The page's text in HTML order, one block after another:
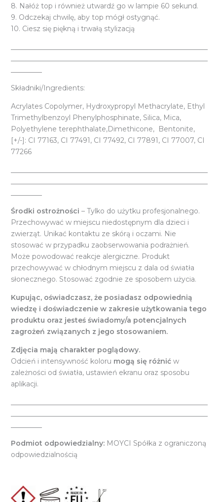
8. Nałóż top i również utwardź go w lampie 60 sekund.
9. Odczekaj chwilę, aby top mógł ostygnąć.
10. Ciesz się piękną i trwałą stylizacją
Składniki/Ingredients:
Acrylates Copolymer, Hydroxypropyl Methacrylate, Ethyl
Trimethylbenzoyl Phenylphosphinate, Silica, Mica,
Polyethylene terephthalate,Dimethicone, Bentonite,
[+/-]: CI 77163, CI 77491, CI 77492, CI 77891, CI 77007, CI
77266
Środki ostrożności – Tylko do użytku profesjonalnego.
Przechowywać w miejscu niedostępnym dla dzieci i
zwierząt. Unikać kontaktu ze skórą i oczami. Nie
stosować w przypadku zaobserwowania podrażnień.
Może powodować reakcje alergiczne. Produkt
przechowywać w chłodnym miejscu z dala od światła
słonecznego. Stosować zgodnie ze sposobem użycia.
Kupując, oświadczasz, że posiadasz odpowiednią
wiedzę i doświadczenie w zakresie użytkowania tego
produktu oraz jesteś świadomy/a potencjalnych
zagrożeń związanych z jego stosowaniem.
Zdjęcia mają charakter poglądowy.
Odcień i intensywność koloru mogą się różnićw
zależności od światła, ustawień ekranu oraz sposobu
aplikacji.
Podmiot odpowiedzialny:MOYCI Spółka z ograniczoną
odpowiedzialnością